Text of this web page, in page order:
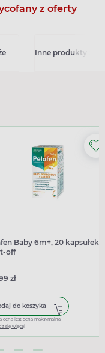
z oferty
Inne produkty z
Baby 6m+, 20 kapsułek
off
zł
do koszyka
cena jest ceną maksymalną
się więcej